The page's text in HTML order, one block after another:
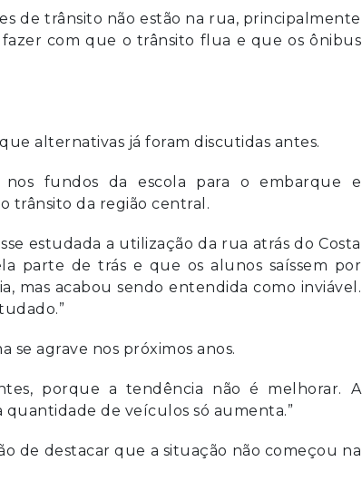
de trânsito não estão na rua, principalmente
fazer com que o trânsito flua e que os ônibus
alternativas já foram discutidas antes.
fundos da escola para o embarque e
trânsito da região central.
estudada a utilização da rua atrás do Costa
parte de trás e que os alunos saíssem por
mas acabou sendo entendida como inviável.
agrave nos próximos anos.
porque a tendência não é melhorar. A
quantidade de veículos só aumenta.”
de destacar que a situação não começou na